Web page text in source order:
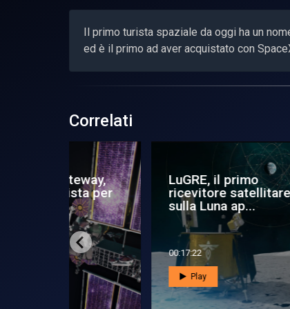
Il primo turista spaziale da oggi ha un
ed è il primo ad aver acquistato con
Correlati
Anche La Cina per la
prima volta recupera il
primo s...
00:01:59
Play